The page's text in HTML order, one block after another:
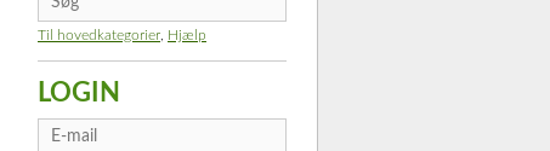
Til hovedkategorier Hjælp
LOGIN